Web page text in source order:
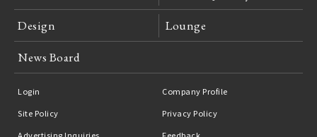
Design Lounge
News Board
Login
Company Profile
Site Policy
Privacy Policy